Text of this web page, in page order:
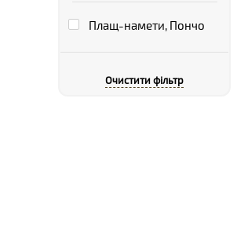
Плащ-намети, Пончо
Очистити фільтр